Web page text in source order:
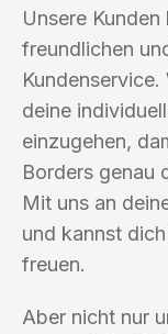
Unsere
freundlichen
deine
einzugehen,
Borders genau
Mit uns an
und kannst
freuen.
Aber nicht nur